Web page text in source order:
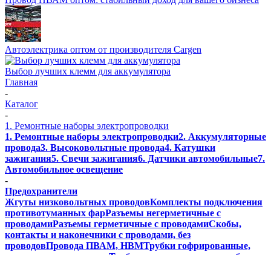
Автоэлектрика оптом от производителя Cargen
Выбор лучших клемм для аккумулятора
Главная
-
Каталог
-
1. Ремонтные наборы электропроводки
1. Ремонтные наборы электропроводки2. Аккумуляторные
провода3. Высоковольтные провода4. Катушки
зажигания5. Свечи зажигания6. Датчики автомобильные7.
Автомобильное освещение
-
Предохранители
Жгуты низковольтных проводовКомплекты подключения
противотуманных фарРазъемы негерметичные с
проводамиРазъемы герметичные с проводамиСкобы,
контакты и наконечники с проводами, без
проводовПровода ПВАМ, НВМТрубки гофрированные,